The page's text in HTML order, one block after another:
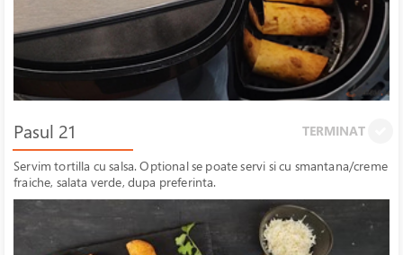
Pasul 21 TERMINAT
Servim tortilla cu salsa. Optional se poate servi si cu smantana/creme
fraiche, salata verde, dupa preferinta.